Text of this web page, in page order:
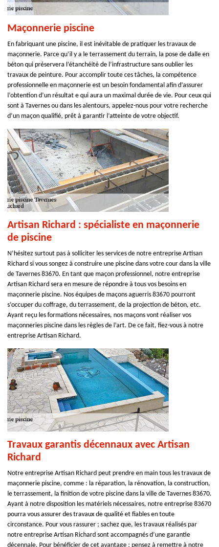
Maçonnerie piscine
En fabriquant une piscine, il est inévitable de pratiquer les travaux de
maçonnerie. Parce qu’il y a le terrassement du terrain, la pose de dalle en
béton qui préservera l’étanchéité de l’infrastructure sans oublier les
travaux de peinture. Pour accomplir toute ces tâches, la compétence
professionnelle en maçonnerie est un besoin fondamental afin d’assurer
l’obtention d’un résultat e qui aura un maximal durée de vie. Pour ceux qui
sont à Tavernes ou dans les alentours, appelez-nous pour votre recherche
d’un maçon qualifié, prêt à garantir l’atteinte de votre objectif.
Artisan Richard : spécialiste en maçonnerie
de piscine
N’hésitez surtout pas à solliciter les services de notre entreprise Artisan
Richard si vous songez à construire une piscine dans votre cour dans la ville
de Tavernes 83670. En tant que maçon professionnel, notre entreprise
Artisan Richard sera en mesure de répondre à tous vos besoins en
maçonnerie piscine. Nos équipes de maçons aguerris 83670 pourront
s’occuper du coffrage, du terrassement, de la projection de béton, etc.
Ayant reçu les formations nécessaires, nos maçons vont réaliser vos
maçonneries piscine dans les règles de l’art. De ce fait, fiez-vous à notre
entreprise Artisan Richard.
Travaux garantis décennaux avec Artisan
Richard
Notre entreprise Artisan Richard peut prendre en main tous les travaux de
maçonnerie piscine, comme : la réparation, la rénovation, la construction,
le terrassement, la finition de votre piscine dans la ville de Tavernes 83670.
Ayant à notre disposition les matériels nécessaires, notre entreprise 83670
pourra vous assurer des travaux de qualité et fiables en toute
circonstance. Pour vous rassurer ; sachez que, les travaux réalisés par
notre entreprise Artisan Richard sont accompagnés d’une garantie
décennale. Pour bénéficier de cet avantage ; pensez à remettre à notre